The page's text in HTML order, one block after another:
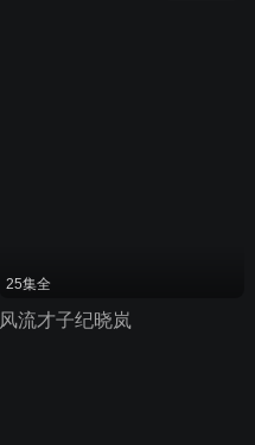
25集全
风流才子纪晓岚